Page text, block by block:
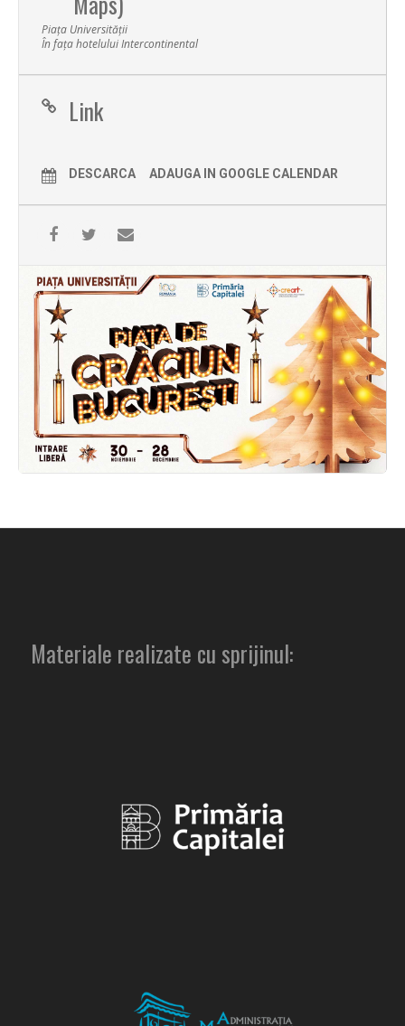
Piața Universității
În fața hotelului Intercontinental
Link
DESCARCA ADAUGA IN GOOGLE CALENDAR
Materiale realizate cu sprijinul: